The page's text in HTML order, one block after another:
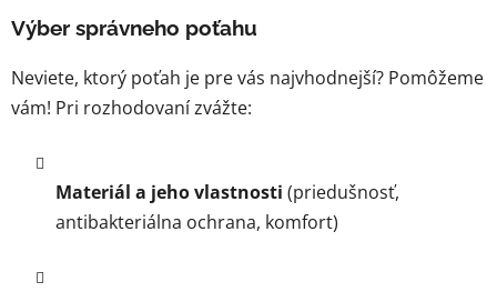
Výber správneho poťahu
Neviete, ktorý poťah je pre vás najvhodnejší? Pomôžeme
vám! Pri rozhodovaní zvážte:
Materiál a jeho vlastnosti (priedušnosť,
antibakteriálna ochrana, komfort)